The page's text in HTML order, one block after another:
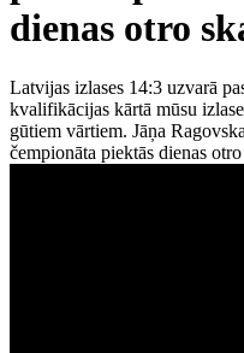
dienas otro
Latvijas izlases 14:3 uzvarā
kvalifikācijas kārtā mūsu
gūtiem vārtiem. Jāņa
čempionāta piektās dienas